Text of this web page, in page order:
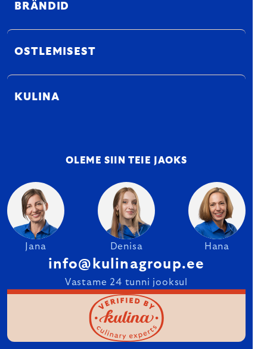
BRÄNDID
OSTLEMISEST
KULINA
OLEME SIIN TEIE JAOKS
Jana Denisa Hana
info@kulinagroup.ee
Vastame 24 tunni jooksul